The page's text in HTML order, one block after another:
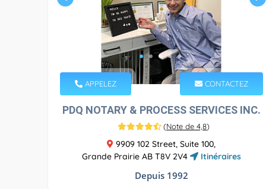
APPELEZ CONTACTEZ
PDQ NOTARY & PROCESS SERVICES INC.
(Note de 4,8)
9909 102 Street, Suite 100,
Grande Prairie AB T8V 2V4
Itinéraires
Depuis 1992